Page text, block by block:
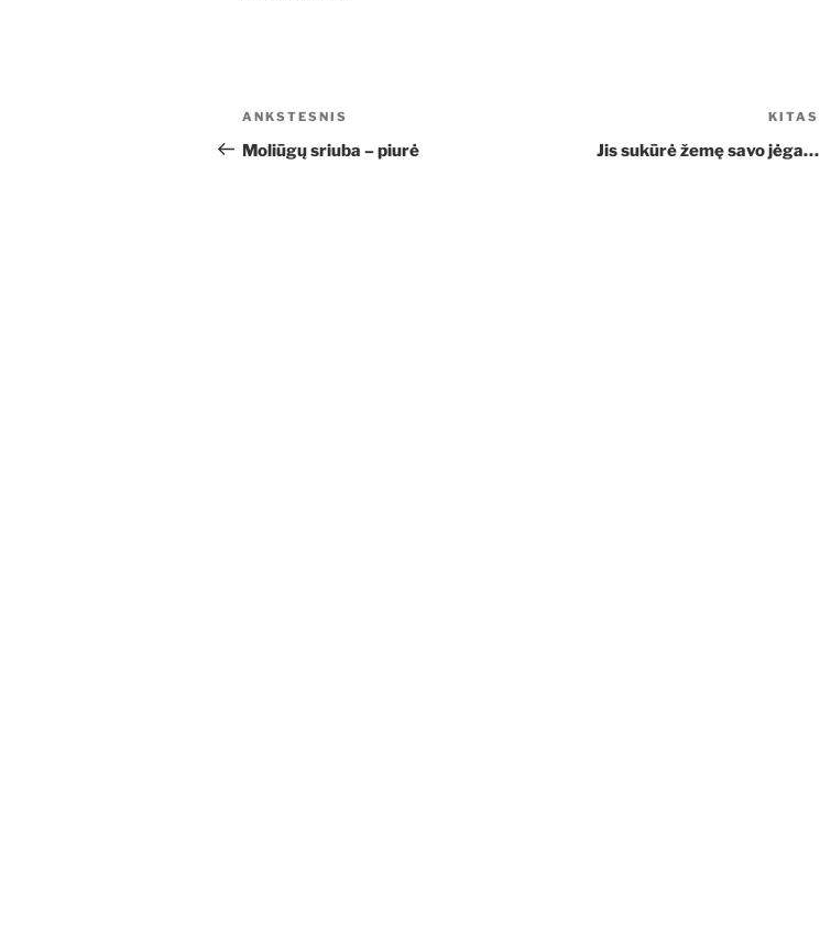
Navigacija
tarp
Ankstesnis
įrašas
ANKSTESNIS
Moliūgų sriuba – piurė
KITAS
Jis sukūrė žemę savo jėga…